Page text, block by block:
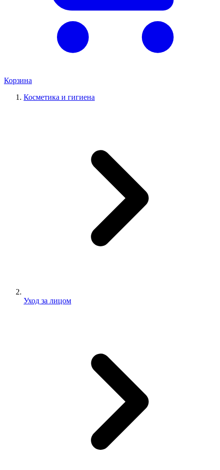
Корзина
Косметика и гигиена
Уход за лицом